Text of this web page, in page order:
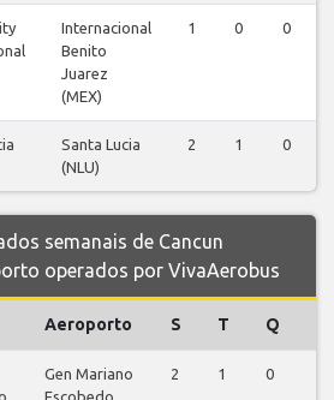
Internacional
Benito
Juarez
(MEX)
1 0 0
Santa Lucia
(NLU)
2 1 0
semanais de Cancun
operados por VivaAerobus
Aeroporto S T Q
Gen Mariano
Escobedo
2 1 0